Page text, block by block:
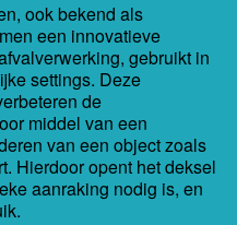
ook bekend als
een innovatieve
gebruikt in
settings. Deze
de
middel van een
van een object zoals
Hierdoor opent het deksel
aanraking nodig is, en